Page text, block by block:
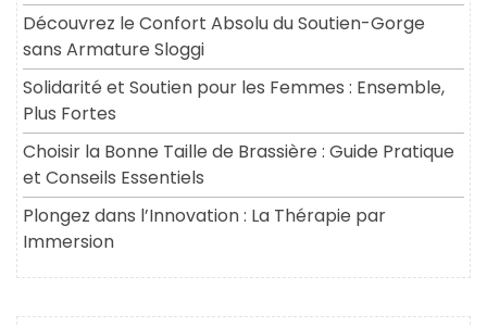
Découvrez le Confort Absolu du Soutien-Gorge
sans Armature Sloggi
Solidarité et Soutien pour les Femmes : Ensemble,
Plus Fortes
Choisir la Bonne Taille de Brassière : Guide Pratique
et Conseils Essentiels
Plongez dans l’Innovation : La Thérapie par
Immersion